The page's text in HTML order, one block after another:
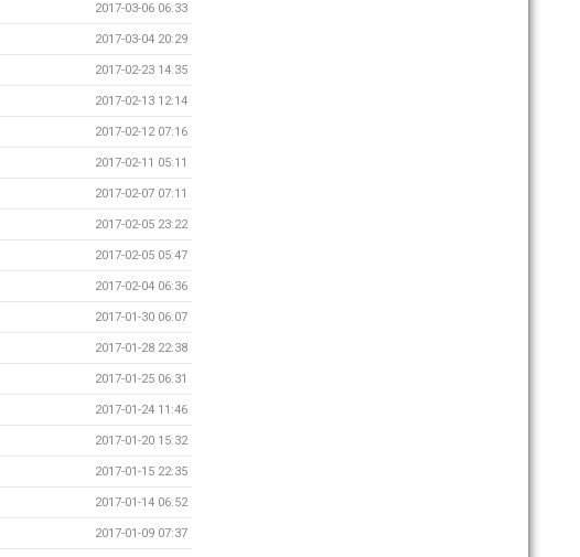
2017-03-06 06:33
2017-03-04 20:29
2017-02-23 14:35
2017-02-13 12:14
2017-02-12 07:16
2017-02-11 05:11
2017-02-07 07:11
2017-02-05 23:22
2017-02-05 05:47
2017-02-04 06:36
2017-01-30 06:07
2017-01-28 22:38
2017-01-25 06:31
2017-01-24 11:46
2017-01-20 15:32
2017-01-15 22:35
2017-01-14 06:52
2017-01-09 07:37